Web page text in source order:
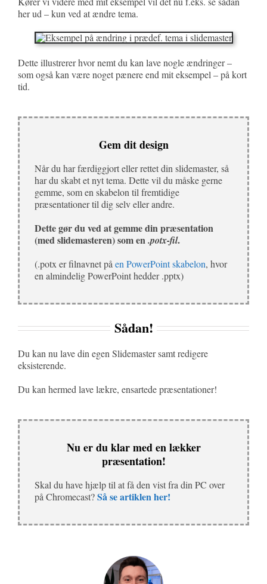
her ud – kun ved at ændre tema.
Dette illustrerer hvor nemt du kan lave nogle ændringer –
som også kan være noget pænere end mit eksempel – på kort
tid.
Gem dit design
Når du har færdiggjort eller rettet din slidemaster, så
har du skabt et nyt tema. Dette vil du måske gerne
gemme, som en skabelon til fremtidige
præsentationer til dig selv eller andre.
Dette gør du ved at gemme din præsentation
(med slidemasteren) som en.potx-fil.
(.potx er filnavnet på en PowerPoint skabelon, hvor
en almindelig PowerPoint hedder .pptx)
Sådan!
Du kan nu lave din egen Slidemaster samt redigere
eksisterende.
Du kan hermed lave lækre, ensartede præsentationer!
Nu er du klar med en lækker
præsentation!
Skal du have hjælp til at få den vist fra din PC over
på Chromecast?Så se artiklen her!